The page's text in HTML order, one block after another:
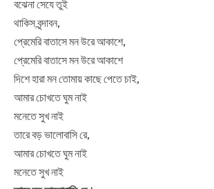
বঝেনা সেযে তুই
থাকিস বৃন্দাবন,
প্রেমেরি বাতাসে মন উরে আকাশে,
প্রেমেরি বাতাসে মন উরে আকাশে
দিশে হারা মন তোমায় কাছে পেতে চাই,
আমার চোখতে ঘুম নাই
মনেতে সুখ নাই
তারে বড় ভালোবাসি রে,
আমার চোখতে ঘুম নাই
মনেতে সুখ নাই